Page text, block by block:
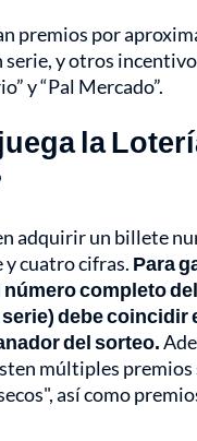
premios por
serie, y otros
y “Pal Mercado”.
la
adquirir un billete
y cuatro cifras. Para
número completo
debe coincidir
del sorteo.
múltiples premios
así como